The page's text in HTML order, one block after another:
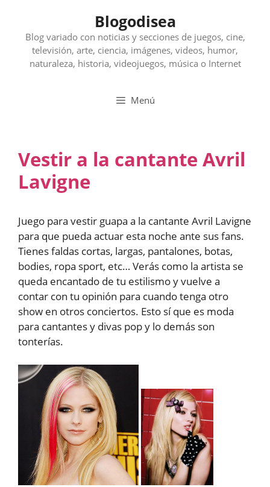
contenido
Blogodisea
Blog variado con noticias y secciones de juegos, cine,
televisión, arte, ciencia, imágenes, videos, humor,
naturaleza, historia, videojuegos, música o Internet
Menú
Vestir a la cantante Avril
Lavigne
Juego para vestir guapa a la cantante Avril Lavigne
para que pueda actuar esta noche ante sus fans.
Tienes faldas cortas, largas, pantalones, botas,
bodies, ropa sport, etc… Verás como la artista se
queda encantado de tu estilismo y vuelve a
contar con tu opinión para cuando tenga otro
show en otros conciertos. Esto sí que es moda
para cantantes y divas pop y lo demás son
tonterías.